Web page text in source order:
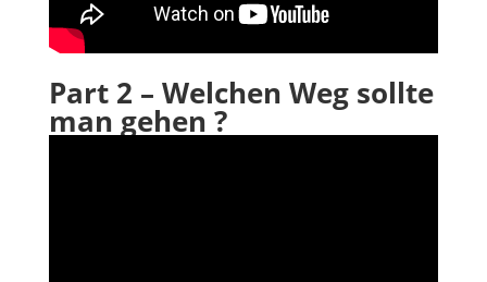
Part 2 – Welchen Weg sollte
man gehen ?